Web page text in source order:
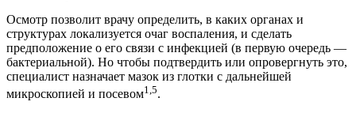
Осмотр позволит врачу определить, в каких органах и
структурах локализуется очаг воспаления, и сделать
предположение о его связи с инфекцией (в первую очередь —
бактериальной). Но чтобы подтвердить или опровергнуть это,
специалист назначает мазок из глотки с дальнейшей
микроскопией и посевом1,5.